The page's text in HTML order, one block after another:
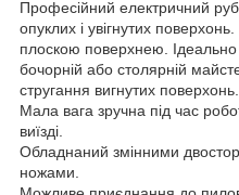
Професійний електричний
опуклих і увігнутих
плоскою поверхнею. Ідеально
бочорній або столярній
стругання вигнутих поверхонь.
Мала вага зручна під час
виїзді.
Обладнаний змінними
ножами.